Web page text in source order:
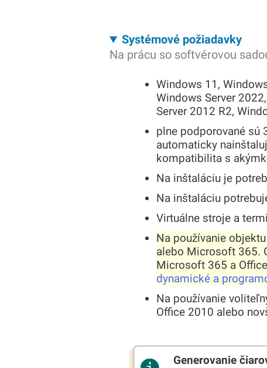
Systémové požiadavky
Na prácu so softvérovou
Windows 11,
Windows Server
Server 2012 R2,
plne podporované sú
automaticky
kompatibilita s
Na inštaláciu je
Na inštaláciu
Virtuálne stroje a
Na používanie
alebo Microsoft 365.
Microsoft 365 a
dynamické a
Na používanie
Office 2010 alebo
Generovanie